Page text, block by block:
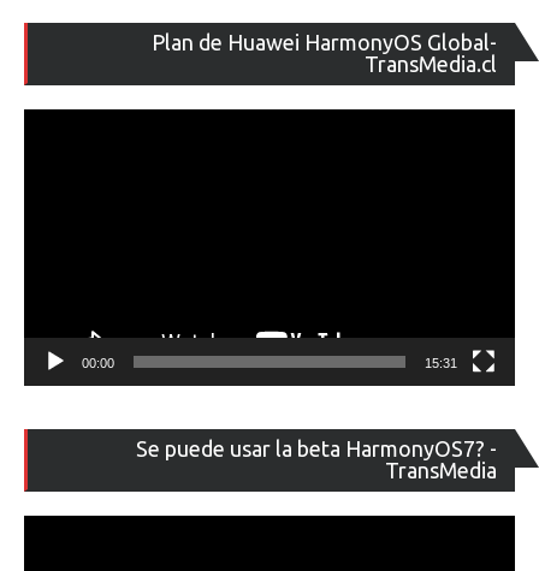
Plan de Huawei HarmonyOS Global-
TransMedia.cl
de
00:00 15:31
Se puede usar la beta HarmonyOS7? -
TransMedia
de